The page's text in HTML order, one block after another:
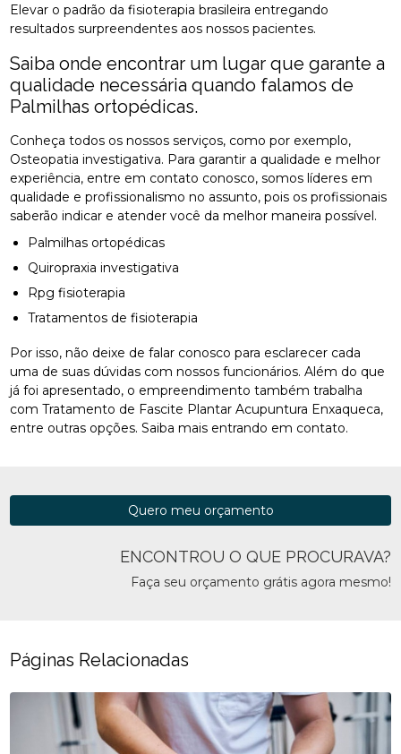
Elevar o padrão da fisioterapia brasileira entregando
resultados surpreendentes aos nossos pacientes.
Saiba onde encontrar um lugar que garante a
qualidade necessária quando falamos de
Palmilhas ortopédicas.
Conheça todos os nossos serviços, como por exemplo,
Osteopatia investigativa. Para garantir a qualidade e melhor
experiência, entre em contato conosco, somos líderes em
qualidade e profissionalismo no assunto, pois os profissionais
saberão indicar e atender você da melhor maneira possível.
Palmilhas ortopédicas
Quiropraxia investigativa
Rpg fisioterapia
Tratamentos de fisioterapia
Por isso, não deixe de falar conosco para esclarecer cada
uma de suas dúvidas com nossos funcionários. Além do que
já foi apresentado, o empreendimento também trabalha
com Tratamento de Fascite Plantar Acupuntura Enxaqueca,
entre outras opções. Saiba mais entrando em contato.
ENCONTROU O QUE PROCURAVA?
Faça seu orçamento grátis agora mesmo!
Quero meu orçamento
Páginas Relacionadas